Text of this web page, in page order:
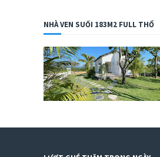
NHÀ VEN SUỐI 183M2 FULL THỔ